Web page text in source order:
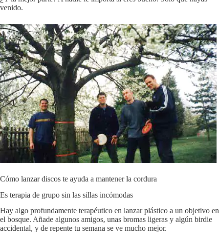
venido.
Cómo lanzar discos te ayuda a mantener la cordura
Es terapia de grupo sin las sillas incómodas
Hay algo profundamente terapéutico en lanzar plástico a un objetivo en
el bosque. Añade algunos amigos, unas bromas ligeras y algún birdie
accidental, y de repente tu semana se ve mucho mejor.